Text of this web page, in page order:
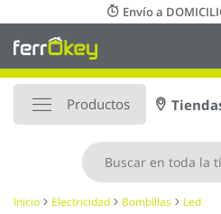
al
contenido
Envío a
Productos
Inicio Electricidad Bombillas Led